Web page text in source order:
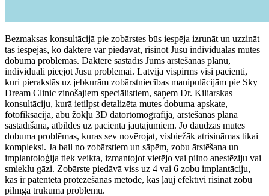
Bezmaksas konsultācijā pie zobārstes būs iespēja izrunāt un uzzināt
tās iespējas, ko daktere var piedāvāt, risinot Jūsu individuālās mutes
dobuma problēmas. Daktere sastādīs Jums ārstēšanas plānu,
individuāli pieejot Jūsu problēmai. Latvijā vispirms visi pacienti,
kuri pierakstās uz jebkurām zobārstniecības manipulācijām pie Sky
Dream Clinic zinošajiem speciālistiem, saņem Dr. Kiliarskas
konsultāciju, kurā ietilpst detalizēta mutes dobuma apskate,
fotofiksācija, abu žokļu 3D datortomogrāfija, ārstēšanas plāna
sastādīšana, atbildes uz pacienta jautājumiem. Jo daudzas mutes
dobuma problēmas, kuras sev novērojat, visbiežāk atrisināmas tikai
kompleksi. Ja bail no zobārstiem un sāpēm, zobu ārstēšana un
implantoloģija tiek veikta, izmantojot vietējo vai pilno anestēziju vai
smieklu gāzi. Zobārste piedāvā viss uz 4 vai 6 zobu implantāciju,
kas ir patentēta protezēšanas metode, kas ļauj efektīvi risināt zobu
pilnīga trūkuma problēmu.